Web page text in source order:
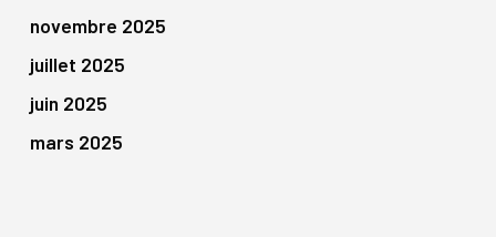
novembre 2025
juillet 2025
juin 2025
mars 2025